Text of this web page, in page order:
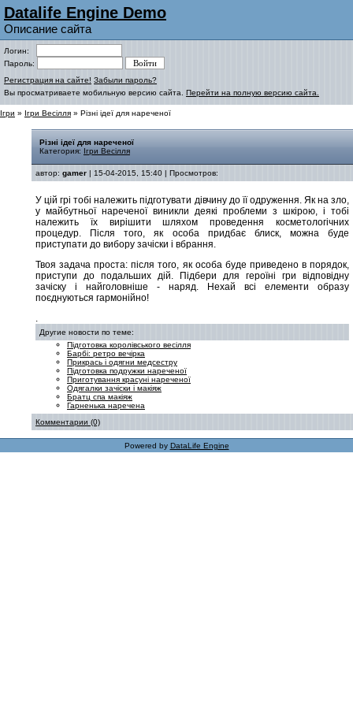
Datalife Engine Demo
Описание сайта
Логин:
Пароль:
Регистрация на сайте! Забыли пароль?
Вы просматриваете мобильную версию сайта. Перейти на полную версию сайта.
Ігри » Ігри Весілля » Різні ідеї для нареченої
Різні ідеї для нареченої
Категория: Ігри Весілля
автор: gamer | 15-04-2015, 15:40 | Просмотров:
У цій грі тобі належить підготувати дівчину до її одруження. Як на зло,
у майбутньої нареченої виникли деякі проблеми з шкірою, і тобі
належить їх вирішити шляхом проведення косметологічних
процедур. Після того, як особа придбає блиск, можна буде
приступати до вибору зачіски і вбрання.
Твоя задача проста: після того, як особа буде приведено в порядок,
приступи до подальших дій. Підбери для героїні гри відповідну
зачіску і найголовніше - наряд. Нехай всі елементи образу
поєднуються гармонійно!
.
Другие новости по теме:
Підготовка королівського весілля
Барбі: ретро вечірка
Прикрась і одягни медсестру
Підготовка подружки нареченої
Приготування красуні нареченої
Одягалки зачіски і макіяж
Братц спа макіяж
Гарненька наречена
Комментарии (0)
Powered by DataLife Engine